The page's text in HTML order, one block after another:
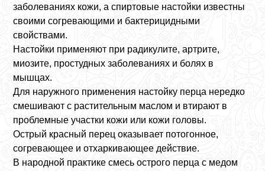
заболеваниях кожи, а спиртовые настойки известны
своими согревающими и бактерицидными
свойствами.
Настойки применяют при радикулите, артрите,
миозите, простудных заболеваниях и болях в
мышцах.
Для наружного применения настойку перца нередко
смешивают с растительным маслом и втирают в
проблемные участки кожи или кожи головы.
Острый красный перец оказывает потогонное,
согревающее и отхаркивающее действие.
В народной практике смесь острого перца с медом